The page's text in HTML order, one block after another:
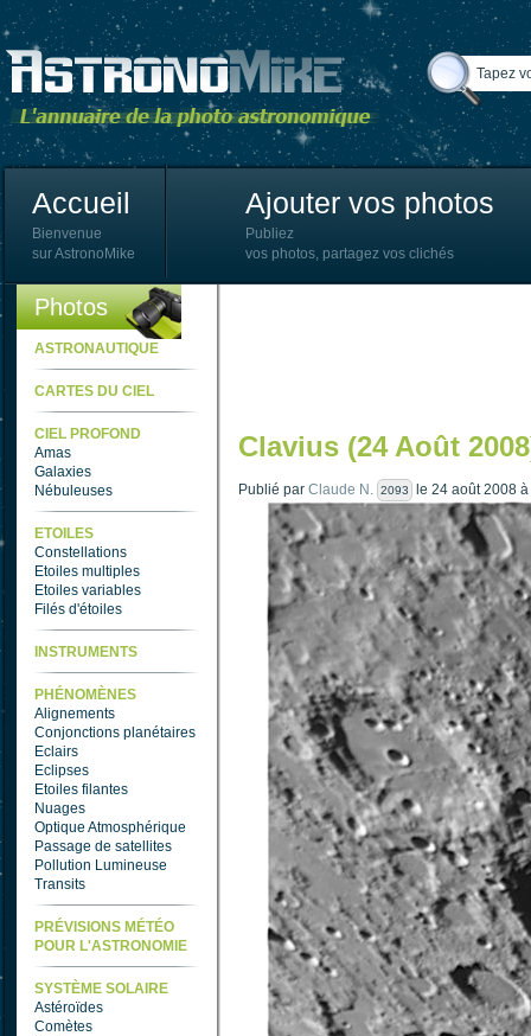
Accueil
Bienvenue
sur AstronoMike
Ajouter vos photos
Publiez
vos photos, partagez vos clichés
Photos
ASTRONAUTIQUE
CARTES DU CIEL
CIEL PROFOND
Amas
Galaxies
Nébuleuses
ETOILES
Constellations
Etoiles multiples
Etoiles variables
Filés d'étoiles
INSTRUMENTS
PHÉNOMÈNES
Alignements
Conjonctions planétaires
Eclairs
Eclipses
Etoiles filantes
Nuages
Optique Atmosphérique
Passage de satellites
Pollution Lumineuse
Transits
PRÉVISIONS MÉTÉO
POUR L'ASTRONOMIE
SYSTÈME SOLAIRE
Astéroïdes
Comètes
Clavius (24 Août
Publié par Claude N. 2093 le 24 août 2008